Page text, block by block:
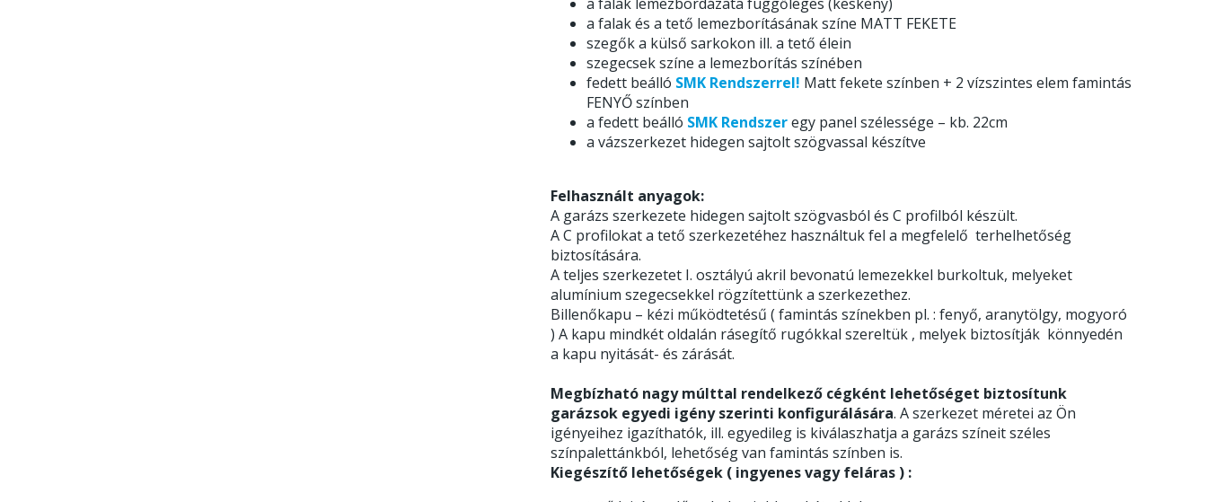
a falak és a tető lemezborításának színe MATT FEKETE
szegők a külső sarkokon ill. a tető élein
szegecsek színe a lemezborítás színében
fedett beálló SMK Rendszerrel! Matt fekete színben + 2 vízszintes elem famintás
FENYŐ színben
a fedett beálló SMK Rendszeregy panel szélessége – kb. 22cm
a vázszerkezet hidegen sajtolt szögvassal készítve
Felhasznált anyagok:
A garázs szerkezete hidegen sajtolt szögvasból és C profilból készült.
A C profilokat a tető szerkezetéhez használtuk fel a megfelelő terhelhetőség
biztosítására.
A teljes szerkezetet I. osztályú akril bevonatú lemezekkel burkoltuk, melyeket
alumínium szegecsekkel rögzítettünk a szerkezethez.
Billenőkapu – kézi működtetésű ( famintás színekben pl. : fenyő, aranytölgy, mogyoró
) A kapu mindkét oldalán rásegítő rugókkal szereltük , melyek biztosítják könnyedén
a kapu nyitását- és zárását.
Megbízható nagy múlttal rendelkező cégként lehetőséget biztosítunk
garázsok egyedi igény szerinti konfigurálására. A szerkezet méretei az Ön
igényeihez igazíthatók, ill. egyedileg is kiválaszhatja a garázs színeit széles
színpalettánkból, lehetőség van famintás színben is.
Kiegészítő lehetőségek ( ingyenes vagy feláras ) :